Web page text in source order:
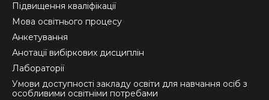
Підвищення кваліфікації
Мова освітнього процесу
Анкетування
Анотації вибіркових дисциплін
Лабораторії
Умови доступності закладу освіти для навчання осіб з
особливими освітніми потребами